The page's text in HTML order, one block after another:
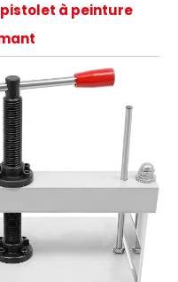
pistolet à peinture